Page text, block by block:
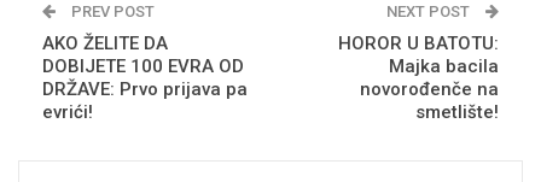
PREV POST
AKO ŽELITE DA
DOBIJETE 100 EVRA OD
DRŽAVE: Prvo prijava pa
evrići!
NEXT POST
HOROR U BATOTU:
Majka bacila
novorođenče na
smetlište!